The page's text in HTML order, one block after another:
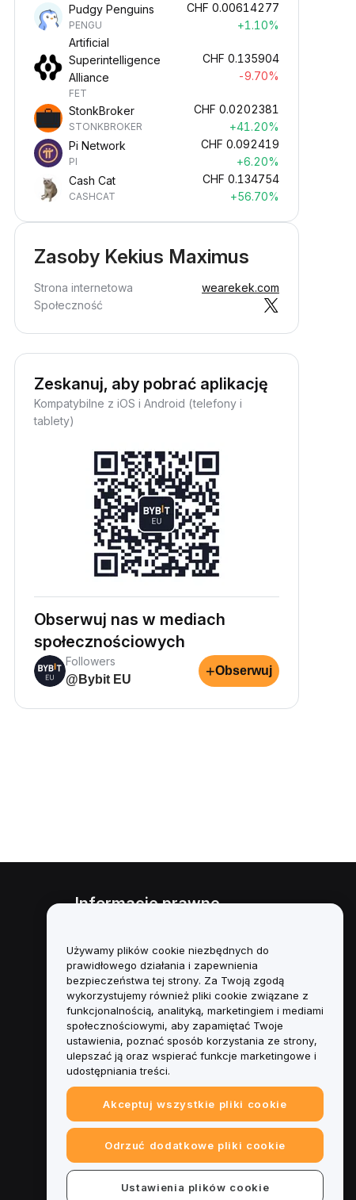
Pudgy Penguins
PENGU
CHF 0.00614277
+1.10%
Artificial
Superintelligence
Alliance
FET
CHF 0.135904
-9.70%
StonkBroker
STONKBROKER
CHF 0.0202381
+41.20%
Pi Network
PI
CHF 0.092419
+6.20%
Cash Cat
CASHCAT
CHF 0.134754
+56.70%
Zasoby Kekius Maximus
Strona internetowa
wearekek.com
Społeczność
Zeskanuj, aby pobrać aplikację
Kompatybilne z iOS i Android (telefony i
tablety)
Obserwuj nas w mediach
społecznościowych
Followers
@Bybit EU
+Obserwuj
Informacje prawne
interesów
Podsumowanie polityki
powiernictwa i zarządzania
Informacje ESG
Biuletyny informacyjne
kryptoaktywów
Używamy plików cookie niezbędnych do
prawidłowego działania i zapewnienia
bezpieczeństwa tej strony. Za Twoją zgodą
wykorzystujemy również pliki cookie związane z
funkcjonalnością, analityką, marketingiem i mediami
społecznościowymi, aby zapamiętać Twoje
ustawienia, poznać sposób korzystania ze strony,
ulepszać ją oraz wspierać funkcje marketingowe i
udostępniania treści.
Akceptuj wszystkie pliki cookie
Odrzuć dodatkowe pliki cookie
Ustawienia plików cookie